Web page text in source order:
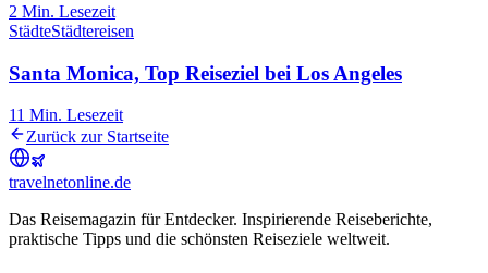
2 Min. Lesezeit
StädteStädtereisen
Santa Monica, Top Reiseziel bei Los Angeles
11 Min. Lesezeit
Zurück zur Startseite
travelnetonline.de
Das Reisemagazin für Entdecker. Inspirierende Reiseberichte,
praktische Tipps und die schönsten Reiseziele weltweit.